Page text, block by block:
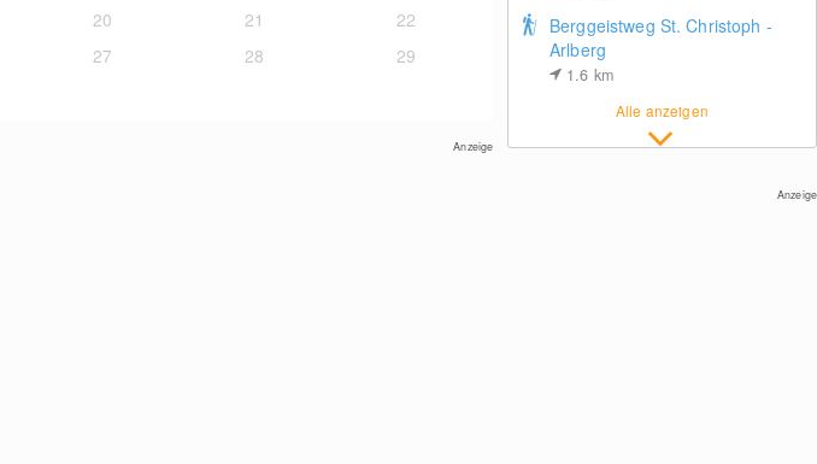
20 21
22
27 28
29
Anzeige
St. Anton am Arlberg - Galzig Bergstation
Berggeistweg St. Christoph -
Arlberg
1.6 km
Alle anzeigen
Anzeige